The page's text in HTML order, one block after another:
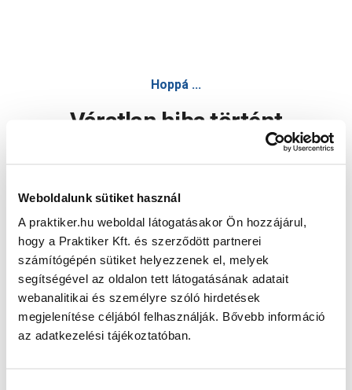
Weboldalunk sütiket használ
A praktiker.hu weboldal látogatásakor Ön hozzájárul,
hogy a Praktiker Kft. és szerződött partnerei
számítógépén sütiket helyezzenek el, melyek
segítségével az oldalon tett látogatásának adatait
webanalitikai és személyre szóló hirdetések
megjelenítése céljából felhasználják. Bővebb információ
az adatkezelési tájékoztatóban.
Hoppá ...
Váratlan hiba történt
Oldal újratöltése